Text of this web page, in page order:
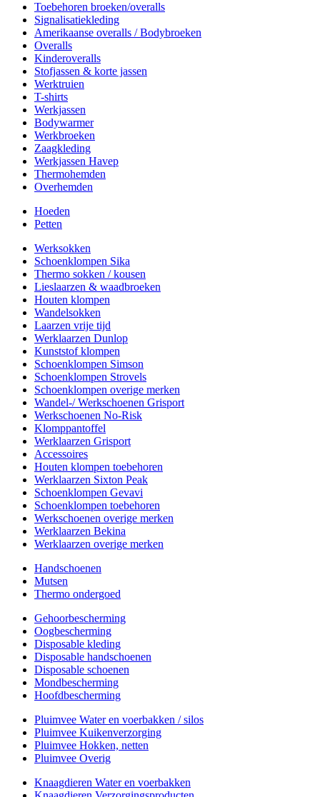
Toebehoren broeken/overalls
Signalisatiekleding
Amerikaanse overalls / Bodybroeken
Overalls
Kinderoveralls
Stofjassen & korte jassen
Werktruien
T-shirts
Werkjassen
Bodywarmer
Werkbroeken
Zaagkleding
Werkjassen Havep
Thermohemden
Overhemden
Hoeden
Petten
Werksokken
Schoenklompen Sika
Thermo sokken / kousen
Lieslaarzen & waadbroeken
Houten klompen
Wandelsokken
Laarzen vrije tijd
Werklaarzen Dunlop
Kunststof klompen
Schoenklompen Simson
Schoenklompen Strovels
Schoenklompen overige merken
Wandel-/ Werkschoenen Grisport
Werkschoenen No-Risk
Klomppantoffel
Werklaarzen Grisport
Accessoires
Houten klompen toebehoren
Werklaarzen Sixton Peak
Schoenklompen Gevavi
Schoenklompen toebehoren
Werkschoenen overige merken
Werklaarzen Bekina
Werklaarzen overige merken
Handschoenen
Mutsen
Thermo ondergoed
Gehoorbescherming
Oogbescherming
Disposable kleding
Disposable handschoenen
Disposable schoenen
Mondbescherming
Hoofdbescherming
Pluimvee Water en voerbakken / silos
Pluimvee Kuikenverzorging
Pluimvee Hokken, netten
Pluimvee Overig
Knaagdieren Water en voerbakken